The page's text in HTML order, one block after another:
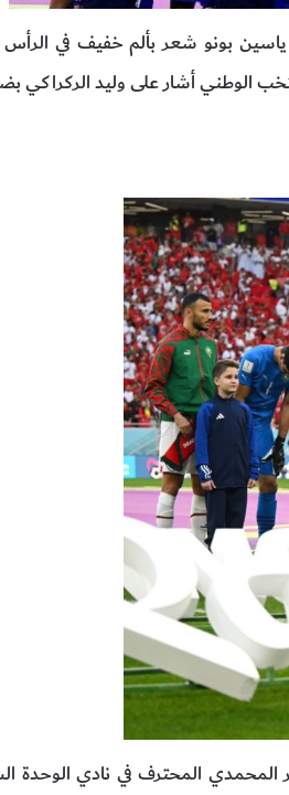
ياسين بونو شعر بألم خفيف في
الوطني أشار على وليد الركراكي
المحترف في نادي الوحدة